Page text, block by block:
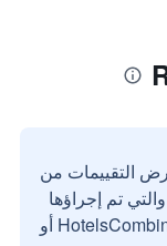
التقييمات من
تم إجراؤها
بواسطة مستخدمين حقيقيين مع HotelsCombined أو